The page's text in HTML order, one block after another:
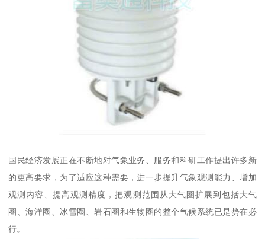
国民经济发展正在不断地对气象业务、服务和科研工作提出许多新
的更高要求，为了适应这种需要，进一步提升气象观测能力、增加
观测内容、提高观测精度，把观测范围从大气圈扩展到包括大气
圈、海洋圈、冰雪圈、岩石圈和生物圈的整个气候系统已是势在必
行。